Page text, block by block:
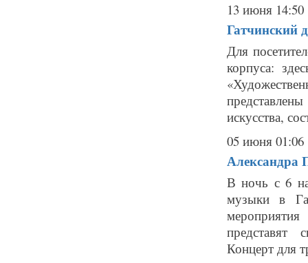
13 июня 14:50
Гатчинский
Для
корпуса:
искусства,
05 июня 01:06
Александра
В ночь с 6
музыки в
представят
Концерт для